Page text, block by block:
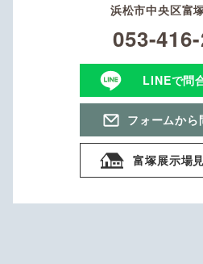
浜松市中央区富
053-
LINEで問
フォームから
富塚展示場